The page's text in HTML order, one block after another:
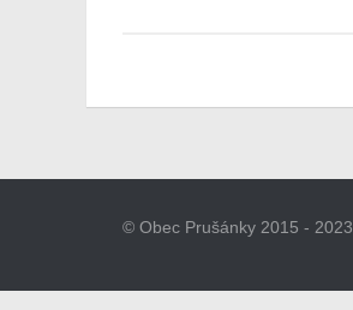
© Obec Prušánky 2015 - 2023